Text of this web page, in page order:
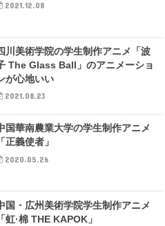
2021.12.08
川美術学院の学生制作アニメ「波
The Glass Ball」のアニメーショ
が心地いい
2021.08.23
国華南農業大学の学生制作アニメ
「正義使者」
2020.05.26
国・広州美術学院学生制作アニメ
「虹·棉 THE KAPOK」